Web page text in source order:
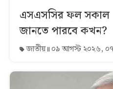
এসএসসির ফল সকাল
জানতে পারবে কখন?
জাতীয় ০৯ আগস্ট ২০২৬,